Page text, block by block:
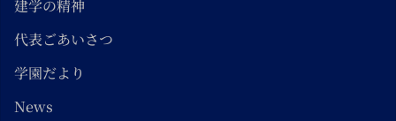
建学の精神
代表ごあいさつ
学園だより
News